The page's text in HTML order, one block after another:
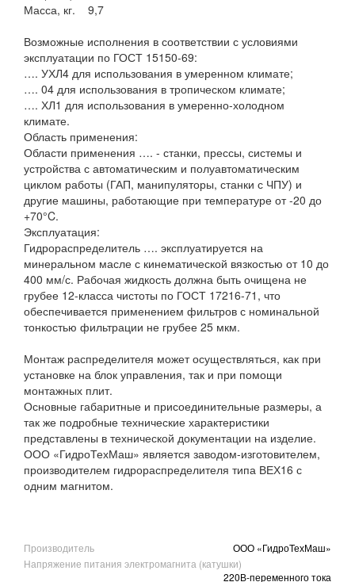
Масса, кг. 9,7
Возможные исполнения в соответствии с условиями
эксплуатации по ГОСТ 15150-69:
…. УХЛ4 для использования в умеренном климате;
…. 04 для использования в тропическом климате;
…. ХЛ1 для использования в умеренно-холодном
климате.
Область применения:
Области применения …. - станки, прессы, системы и
устройства с автоматическим и полуавтоматическим
циклом работы (ГАП, манипуляторы, станки с ЧПУ) и
другие машины, работающие при температуре от -20 до
+70°C.
Эксплуатация:
Гидрораспределитель …. эксплуатируется на
минеральном масле с кинематической вязкостью от 10 до
400 мм/с. Рабочая жидкость должна быть очищена не
грубее 12-класса чистоты по ГОСТ 17216-71, что
обеспечивается применением фильтров с номинальной
тонкостью фильтрации не грубее 25 мкм.
Монтаж распределителя может осуществляться, как при
установке на блок управления, так и при помощи
монтажных плит.
Основные габаритные и присоединительные размеры, а
так же подробные технические характеристики
представлены в технической документации на изделие.
ООО «ГидроТехМаш» является заводом-изготовителем,
производителем гидрораспределителя типа ВЕХ16 с
одним магнитом.
Производитель
ООО «ГидроТехМаш»
Напряжение питания электромагнита (катушки)
220В-переменного тока